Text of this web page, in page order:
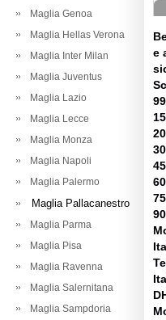
Maglia Genoa
Maglia Hellas Verona
Maglia Inter Milan
Maglia Juventus
Maglia Lazio
Maglia Lecce
Maglia Monza
Maglia Napoli
Maglia Palermo
Maglia Pallacanestro
Maglia Parma
Maglia Pisa
Maglia Ravenna
Maglia Salernitana
Maglia Sampdoria
e